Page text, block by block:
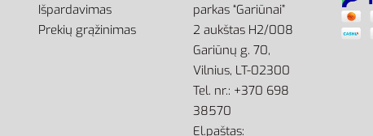
Išpardavimas
Prekių grąžinimas
parkas “Gariūnai”
2 aukštas H2/008
Gariūnų g. 70,
Vilnius, LT-02300
Tel. nr.: +370 698
38570
El.paštas: